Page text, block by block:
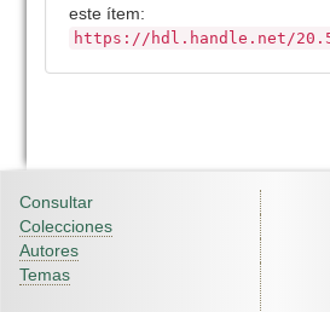
este ítem:
https://hdl.handle.net/
Consultar
Colecciones
Autores
Temas